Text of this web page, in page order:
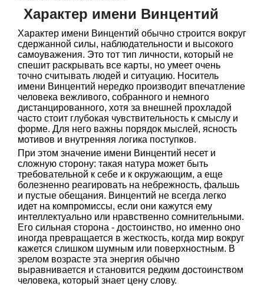
Характер имени Винцентий
Характер имени Винцентий обычно строится вокруг
сдержанной силы, наблюдательности и высокого
самоуважения. Это тот тип личности, который не
спешит раскрывать все карты, но умеет очень
точно считывать людей и ситуацию. Носитель
имени Винцентий нередко производит впечатление
человека вежливого, собранного и немного
дистанцированного, хотя за внешней прохладой
часто стоит глубокая чувствительность к смыслу и
форме. Для него важны порядок мыслей, ясность
мотивов и внутренняя логика поступков.
При этом значение имени Винцентий несет и
сложную сторону: такая натура может быть
требовательной к себе и к окружающим, а еще
болезненно реагировать на небрежность, фальшь
и пустые обещания. Винцентий не всегда легко
идет на компромиссы, если они кажутся ему
интеллектуально или нравственно сомнительными.
Его сильная сторона - достоинство, но именно оно
иногда превращается в жесткость, когда мир вокруг
кажется слишком шумным или поверхностным. В
зрелом возрасте эта энергия обычно
выравнивается и становится редким достоинством
человека, который знает цену слову.